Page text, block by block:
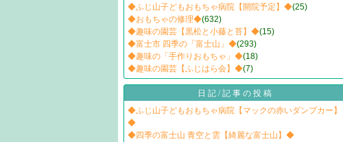
◆ふじ山子どもおもちゃ病院【開院予定】◆(25)
◆おもちゃの修理◆(632)
◆趣味の園芸【黒松と小藤と苔】◆(15)
◆富士市 四季の「富士山」◆(293)
◆趣味の「手作りおもちゃ」◆(18)
◆趣味の園芸【ふじはら会】◆(7)
日記/記事の投稿
◆ふじ山子どもおもちゃ病院【マックの赤いダンプカー】
◆
◆四季の富士山 青空と雲【綺麗な富士山】◆